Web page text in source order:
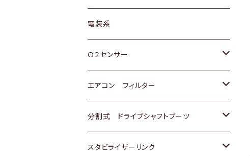
日野
三菱
スバル
マツダ
三菱
スバル
日産
ダイハツ
マツダ
三菱
スバル
スズキ
ダイハツ
三菱
スバル
トヨタ
ホンダ
スズキ
日産
いすゞ
電装系
Ｏ２センサー
トヨタ
ホンダ
スズキ
エアコン フィルター
トヨタ
ホンダ
分割式 ドライブシャフトブーツ
トヨタ
スタビライザーリンク